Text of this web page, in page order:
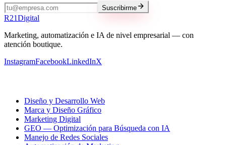
Suscribirme
R21Digital
Marketing, automatización e IA de nivel empresarial — con
atención boutique.
InstagramFacebookLinkedInX
Diseño y Desarrollo Web
Marca y Diseño Gráfico
Marketing Digital
GEO — Optimización para Búsqueda con IA
Manejo de Redes Sociales